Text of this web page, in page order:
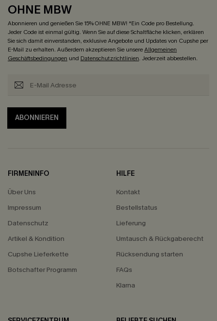
OHNE MBW
Abonnieren und genießen Sie 15% OHNE MBW! *Ein Code pro Bestellung.
Jeder Code ist einmal gültig. Wenn Sie auf diese Schaltfläche klicken, erklären
Sie sich damit einverstanden, exklusive Angebote und Updates von Cupshe per
E-Mail zu erhalten. Außerdem akzeptieren Sie unsereAllgemeinen
Geschäftsbedingungen und Datenschutzrichtlinien. Jederzeit abbestellen.
ABONNIEREN
FIRMENINFO
Über Uns
Impressum
Datenschutz
Artikel & Kondition
Cupshe Lieferkette
Botschafter Programm
HILFE
Kontakt
Bestellstatus
Lieferung
Umtausch & Rückgaberecht
Rücksendung starten
FAQs
Klarna